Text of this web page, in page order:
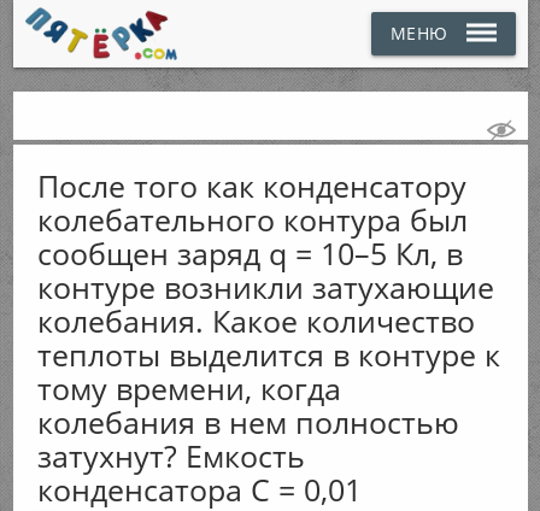
МЕНЮ
После того как конденсатору
колебательного контура был
сообщен заряд q = 10–5 Кл, в
контуре возникли затухающие
колебания. Какое количество
теплоты выделится в контуре к
тому времени, когда
колебания в нем полностью
затухнут? Емкость
конденсатора С = 0,01